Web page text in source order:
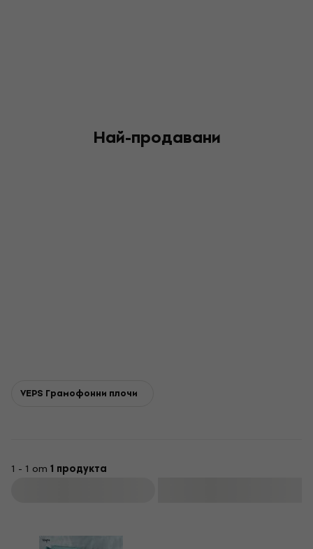
Най-продавани
VEPS Грамофонни плочи
1 - 1 от 1 продукта